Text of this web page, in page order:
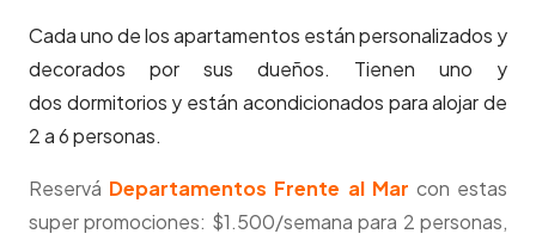
Cada uno de los apartamentos están personalizados y
decorados por sus dueños. Tienen uno y
dos dormitorios y están acondicionados para alojar de
2 a 6 personas.
Reservá Departamentos Frente al Mar con estas
super promociones: $1.500/semana para 2 personas,